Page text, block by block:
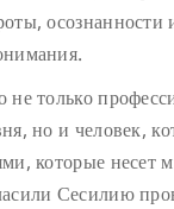
осознанности
только
но и человек,
которые несет
Сесилию